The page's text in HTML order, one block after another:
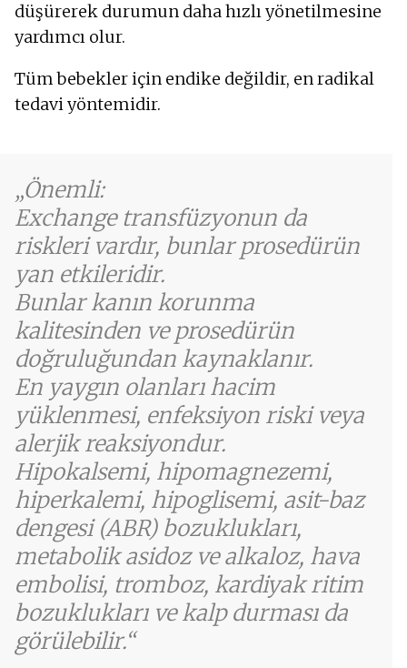
düşürerek durumun daha hızlı yönetilmesine
yardımcı olur.
Tüm bebekler için endike değildir, en radikal
tedavi yöntemidir.
Önemli:
Exchange transfüzyonun da
riskleri vardır, bunlar prosedürün
yan etkileridir.
Bunlar kanın korunma
kalitesinden ve prosedürün
doğruluğundan kaynaklanır.
En yaygın olanları hacim
yüklenmesi, enfeksiyon riski veya
alerjik reaksiyondur.
Hipokalsemi, hipomagnezemi,
hiperkalemi, hipoglisemi, asit-baz
dengesi (ABR) bozuklukları,
metabolik asidoz ve alkaloz, hava
embolisi, tromboz, kardiyak ritim
bozuklukları ve kalp durması da
görülebilir.